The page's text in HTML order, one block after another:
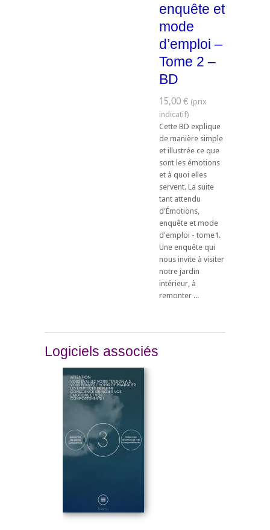
enquête et
mode
d’emploi –
Tome 2 –
BD
15,00 €
Cette BD explique
de manière simple
et illustrée ce que
sont les émotions
et à quoi elles
servent. La suite
tant attendu
d'Émotions,
enquête et mode
d'emploi - tome1.
Une enquête qui
nous invite à visiter
notre jardin
intérieur, à
remonter ...
Logiciels associés